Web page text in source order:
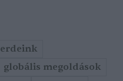
erdeink
globális megoldások